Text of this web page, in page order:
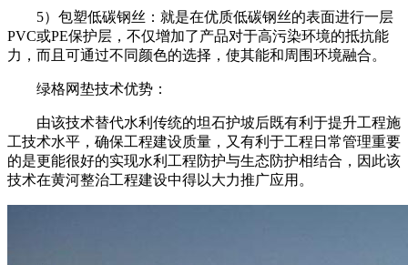
5）包塑低碳钢丝：就是在优质低碳钢丝的表面进行一层
PVC或PE保护层，不仅增加了产品对于高污染环境的抵抗能
力，而且可通过不同颜色的选择，使其能和周围环境融合。
绿格网垫技术优势：
由该技术替代水利传统的坦石护坡后既有利于提升工程施
工技术水平，确保工程建设质量，又有利于工程日常管理重要
的是更能很好的实现水利工程防护与生态防护相结合，因此该
技术在黄河整治工程建设中得以大力推广应用。